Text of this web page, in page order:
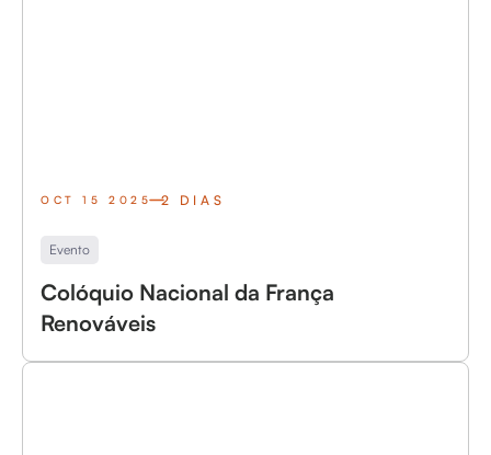
OCT 15 2025 2 DIAS
Evento
Colóquio Nacional da França
Renováveis